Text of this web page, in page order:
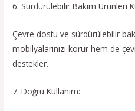
6. Sürdürülebilir Bakım Ürünleri
Çevre dostu ve sürdürülebilir
mobilyalarınızı korur hem de
destekler.
7. Doğru Kullanım: